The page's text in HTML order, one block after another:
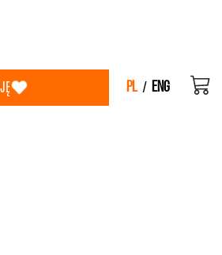
PL / ENG